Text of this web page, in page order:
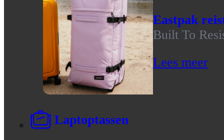
Eastpak
Built To
Lees meer
Laptoptassen